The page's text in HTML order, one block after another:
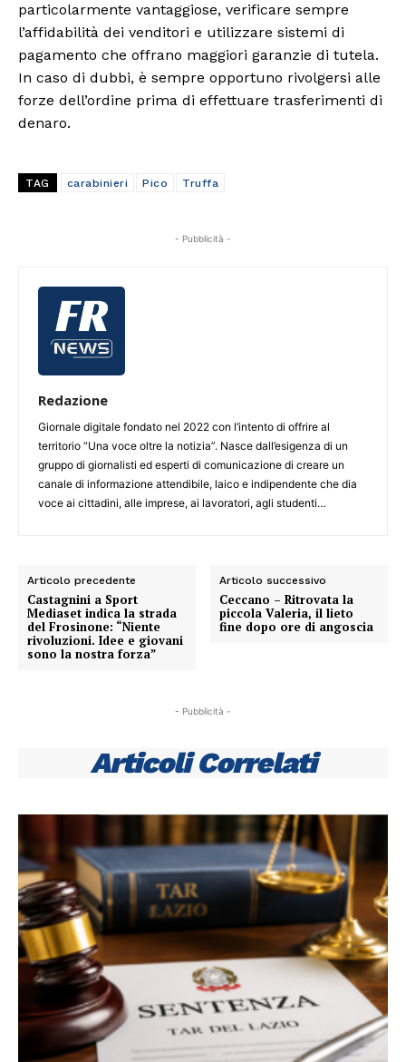
particolarmente vantaggiose, verificare sempre
l’affidabilità dei venditori e utilizzare sistemi di
pagamento che offrano maggiori garanzie di tutela.
In caso di dubbi, è sempre opportuno rivolgersi alle
forze dell’ordine prima di effettuare trasferimenti di
denaro.
TAG carabinieri Pico Truffa
- Pubblicità -
Redazione
Giornale digitale fondato nel 2022 con l’intento di offrire al
territorio “Una voce oltre la notizia”. Nasce dall’esigenza di un
gruppo di giornalisti ed esperti di comunicazione di creare un
canale di informazione attendibile, laico e indipendente che dia
voce ai cittadini, alle imprese, ai lavoratori, agli studenti…
Articolo precedente
Castagnini a Sport
Mediaset indica la strada
del Frosinone: “Niente
rivoluzioni. Idee e giovani
sono la nostra forza”
Articolo successivo
Ceccano – Ritrovata la
piccola Valeria, il lieto
fine dopo ore di angoscia
- Pubblicità -
Articoli Correlati